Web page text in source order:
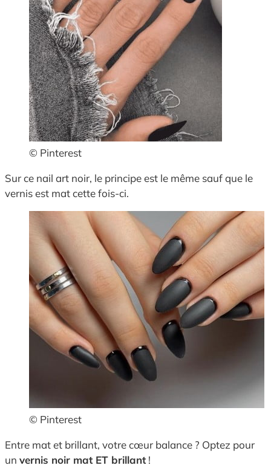
© Pinterest
Sur ce nail art noir, le principe est le même sauf que le
vernis est mat cette fois-ci.
© Pinterest
Entre mat et brillant, votre cœur balance ? Optez pour
un vernis noir mat ET brillant!